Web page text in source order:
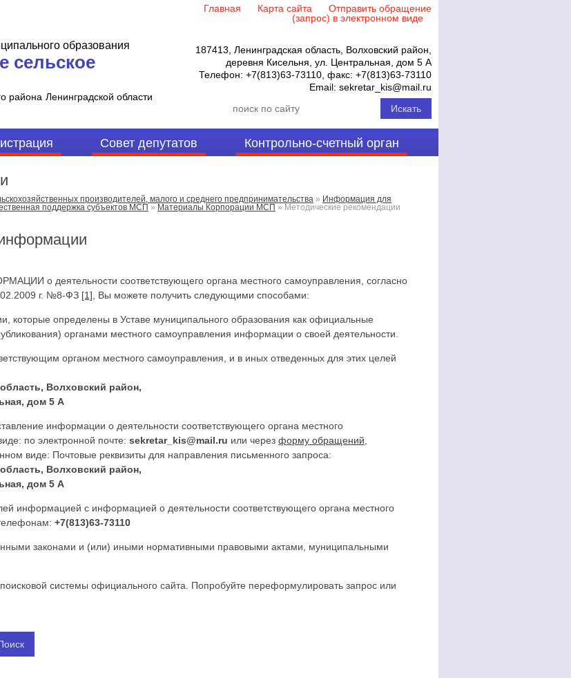
образования
сельское
района Ленинградской области
Главная Карта сайта
Отправить обращение
(запрос) в электронном виде
187413, Ленинградская область, Волховский район,
деревня Кисельня, ул. Центральная, дом 5 А
Телефон: +7(813)63-73110 , факс: +7(813)63-73110
Email: sekretar_kis@mail.ru
Совет депутатов Контрольно-счетный орган
производителей, малого и среднего предпринимательства » Информация для
поддержка cубъектов МСП » Материалы Корпорации МСП » Методические рекомендации
о деятельности соответствующего органа местного самоуправления, согласно
г. №8-ФЗ [1] , Вы можете получить следующими способами:
которые определены в Уставе муниципального образования как официальные
органами местного самоуправления информации о своей деятельности.
органом местного самоуправления, и в иных отведенных для этих целей
Волховский район,
дом 5 А
информации о деятельности соответствующего органа местного
по электронной почте: sekretar_kis@mail.ru или через форму обращений
виде: Почтовые реквизиты для направления письменного запроса:
Волховский район,
дом 5 А
информацией с информацией о деятельности соответствующего органа местного
+7(813)63-73110
законами и (или) иными нормативными правовыми актами, муниципальными
системы официального сайта. Попробуйте переформулировать запрос или